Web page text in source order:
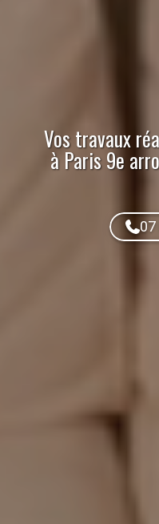
Vos travaux
à Paris 9e
07